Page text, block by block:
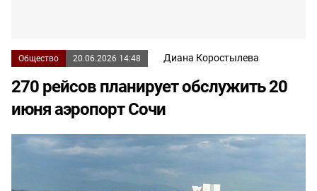
Общество 20.06.2026 14:48 Диана Коростылева
270 рейсов планирует обслужить 20
июня аэропорт Сочи